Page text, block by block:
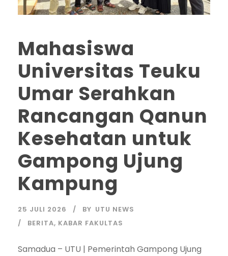
Mahasiswa
Universitas Teuku
Umar Serahkan
Rancangan Qanun
Kesehatan untuk
Gampong Ujung
Kampung
25 JULI 2026 BY UTU NEWS
BERITA, KABAR FAKULTAS
Samadua – UTU | Pemerintah Gampong Ujung